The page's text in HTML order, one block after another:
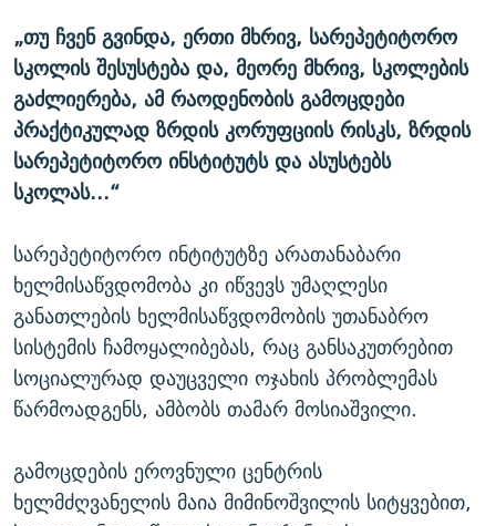
„თუ ჩვენ გვინდა, ერთი მხრივ, სარეპეტიტორო
სკოლის შესუსტება და, მეორე მხრივ, სკოლების
გაძლიერება, ამ რაოდენობის გამოცდები
პრაქტიკულად ზრდის კორუფციის რისკს, ზრდის
სარეპეტიტორო ინსტიტუტს და ასუსტებს
სკოლას...“
სარეპეტიტორო ინტიტუტზე არათანაბარი
ხელმისაწვდომობა კი იწვევს უმაღლესი
განათლების ხელმისაწვდომობის უთანაბრო
სისტემის ჩამოყალიბებას, რაც განსაკუთრებით
სოციალურად დაუცველი ოჯახის პრობლემას
წარმოადგენს, ამბობს თამარ მოსიაშვილი.
გამოცდების ეროვნული ცენტრის
ხელმძღვანელის მაია მიმინოშვილის სიტყვებით,